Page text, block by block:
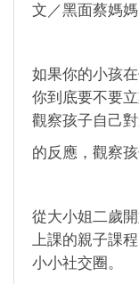
文／黑面蔡媽媽
如果你的小孩
你到底要不要
觀察孩子自己
的反應，觀察孩
從大小姐二歲
上課的親子課
小小社交圈。